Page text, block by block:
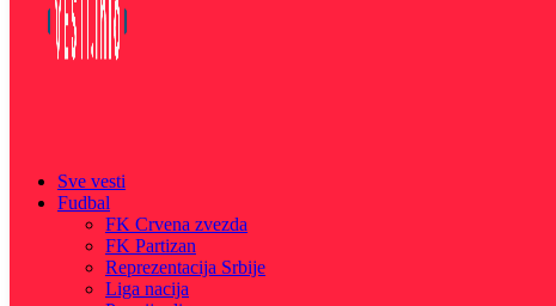
Sve vesti
Fudbal
FK Crvena zvezda
FK Partizan
Reprezentacija Srbije
Liga nacija